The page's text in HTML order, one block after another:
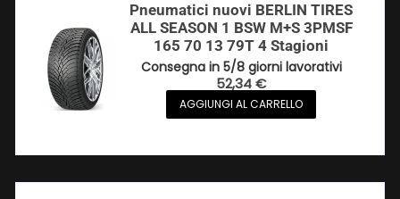
Pneumatici nuovi BERLIN TIRES
ALL SEASON 1 BSW M+S 3PMSF
165 70 13 79T 4 Stagioni
Consegna in 5/8 giorni lavorativi
52,34€
AGGIUNGI AL CARRELLO